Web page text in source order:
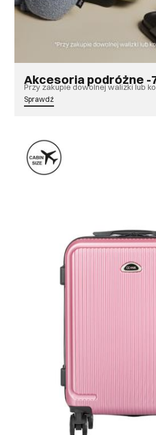
Akcesoria podróżne -
Przy zakupie dowolnej walizki lub
Sprawdź